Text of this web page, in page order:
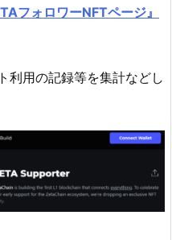
フォロワーNFTページ』
利用の記録等を集計などし